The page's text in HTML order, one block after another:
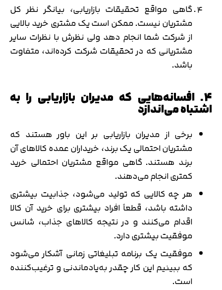
گاهی مواقع تحقیقات بازاریابی، بیانگر نظر کل
مشتریان نیست. ممکن است یک مشتری خرید بالایی
از شرکت شما انجام دهد ولی نظرش با نظرات سایر
مشتریانی که در تحقیقات شرکت کرده‌اند، متفاوت
باشد.
4. افسانه‌هایی که مدیران بازاریابی را به
اشتباه می‌اندازد
برخی از مدیران بازاریابی بر این باور هستند که
مشتریان احتمالی یک برند، خریداران عمده کالاهای آن
برند هستند. گاهی مواقع مشتریان احتمالی خرید
کمتری انجام می‌دهند.
هر چه کالایی که تولید می‌شود، جذابیت بیشتری
داشته باشد، قطعاً افراد بیشتری برای خرید آن کالا
اقدام می‌کنند و در نتیجه کالاهای جذاب، شانس
موفقیت بیشتری دارد.
موفقیت یک برنامه تبلیغاتی زمانی آشکار می‌شود
که ببینیم این کار چقدر به‌یادماندنی و ترغیب‌کننده
است.